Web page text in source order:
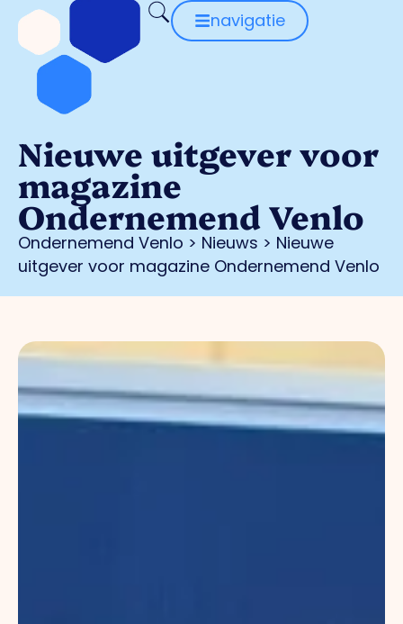
navigatie
Nieuwe uitgever voor
magazine
Ondernemend Venlo
Ondernemend Venlo > Nieuws > Nieuwe
uitgever voor magazine Ondernemend Venlo